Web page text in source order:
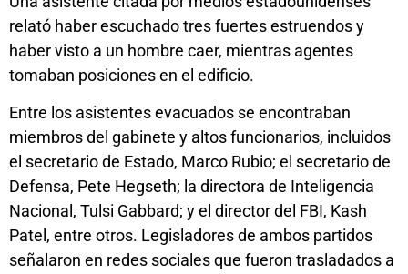
relató haber escuchado tres fuertes estruendos y
haber visto a un hombre caer, mientras agentes
tomaban posiciones en el edificio.
Entre los asistentes evacuados se encontraban
miembros del gabinete y altos funcionarios, incluidos
el secretario de Estado, Marco Rubio; el secretario de
Defensa, Pete Hegseth; la directora de Inteligencia
Nacional, Tulsi Gabbard; y el director del FBI, Kash
Patel, entre otros. Legisladores de ambos partidos
señalaron en redes sociales que fueron trasladados a